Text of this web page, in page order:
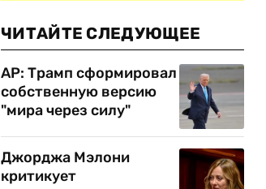
ЧИТАЙТЕ СЛЕДУЮЩЕЕ
AP: Трамп сформировал
собственную версию
"мира через силу"
Джорджа Мэлони
критикует